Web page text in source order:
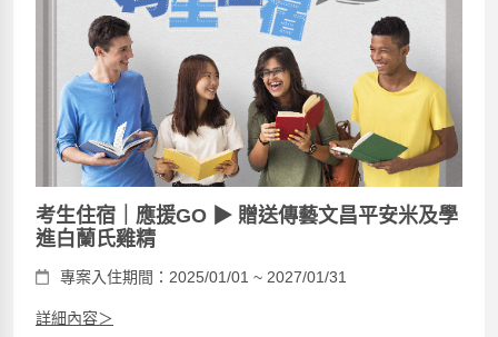
考生住宿｜應援GO ▶ 贈送傳藝文昌平安米及學
進白蘭氏雞精
專案入住期間：2025/01/01 ~ 2027/01/31
詳細內容＞